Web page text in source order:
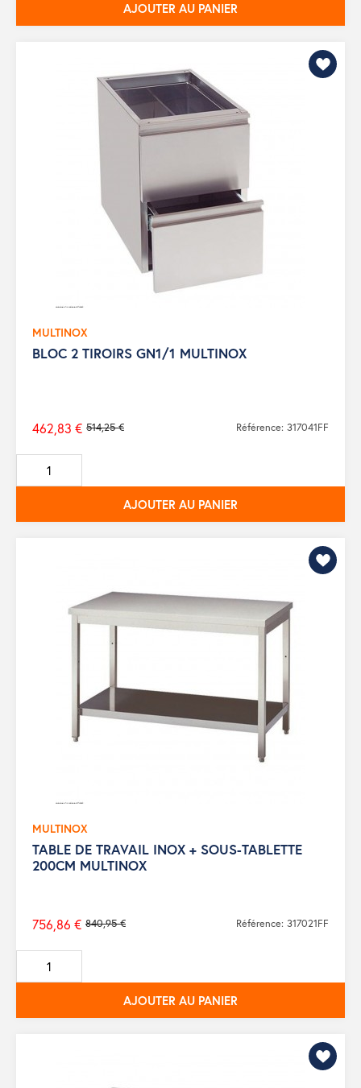
AJOUTER AU PANIER
MULTINOX
BLOC 2 TIROIRS GN1/1 MULTINOX
Prix
de
base
514,25 €
462,83 € Référence: 317041FF
AJOUTER AU PANIER
MULTINOX
TABLE DE TRAVAIL INOX + SOUS-TABLETTE
200CM MULTINOX
Prix
de
base
840,95 €
756,86 € Référence: 317021FF
AJOUTER AU PANIER